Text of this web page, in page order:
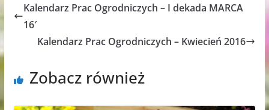
Kalendarz Prac Ogrodniczych – I dekada MARCA
16′
Kalendarz Prac Ogrodniczych – Kwiecień 2016
Zobacz również